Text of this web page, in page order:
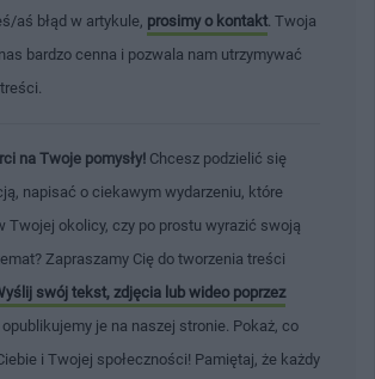
aś błąd w artykule, prosimy o kontakt . Twoja
bardzo cenna i pozwala nam utrzymywać
na Twoje pomysły! Chcesz podzielić się
napisać o ciekawym wydarzeniu, które
Twojej okolicy, czy po prostu wyrazić swoją
Zapraszamy Cię do tworzenia treści
swój tekst, zdjęcia lub wideo poprzez
opublikujemy je na naszej stronie. Pokaż, co
i Twojej społeczności! Pamiętaj, że każdy